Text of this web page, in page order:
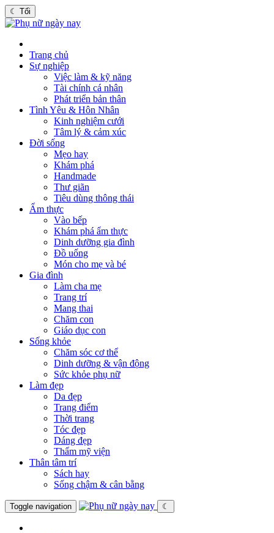
☾ Tối
Trang chủ
Sự nghiệp
Việc làm & kỹ năng
Tài chính cá nhân
Phát triển bản thân
Tình Yêu & Hôn Nhân
Kinh nghiệm cưới
Tâm lý & cảm xúc
Đời sống
Mẹo hay
Khám phá
Handmade
Thư giãn
Tiêu dùng thông thái
Ẩm thực
Vào bếp
Khám phá ẩm thực
Dinh dưỡng gia đình
Đồ uống
Món cho mẹ và bé
Gia đình
Làm cha mẹ
Trang trí
Mang thai
Chăm con
Giáo dục con
Sống khỏe
Chăm sóc cơ thể
Dinh dưỡng & vận động
Sức khỏe phụ nữ
Làm đẹp
Da đẹp
Trang điểm
Thời trang
Tóc đẹp
Dáng đẹp
Thẩm mỹ viện
Thân tâm trí
Sách hay
Sống chậm & cân bằng
Toggle navigation ☾